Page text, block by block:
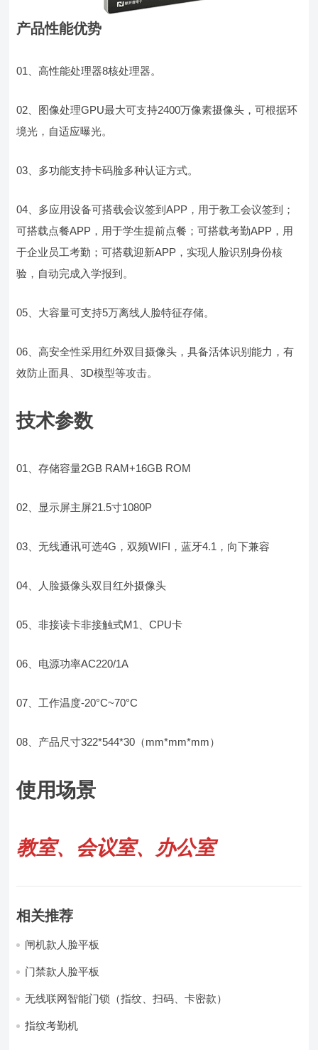
产品性能优势
01、高性能处理器8核处理器。
02、图像处理GPU最大可支持2400万像素摄像头，可根据环
境光，自适应曝光。
03、多功能支持卡码脸多种认证方式。
04、多应用设备可搭载会议签到APP，用于教工会议签到；
可搭载点餐APP，用于学生提前点餐；可搭载考勤APP，用
于企业员工考勤；可搭载迎新APP，实现人脸识别身份核
验，自动完成入学报到。
05、大容量可支持5万离线人脸特征存储。
06、高安全性采用红外双目摄像头，具备活体识别能力，有
效防止面具、3D模型等攻击。
技术参数
01、存储容量2GB RAM+16GB ROM
02、显示屏主屏21.5寸1080P
03、无线通讯可选4G，双频WIFI，蓝牙4.1，向下兼容
04、人脸摄像头双目红外摄像头
05、非接读卡非接触式M1、CPU卡
06、电源功率AC220/1A
07、工作温度-20°C~70°C
08、产品尺寸322*544*30（mm*mm*mm）
使用场景
教室、会议室、办公室
相关推荐
闸机款人脸平板
门禁款人脸平板
无线联网智能门锁（指纹、扫码、卡密款）
指纹考勤机